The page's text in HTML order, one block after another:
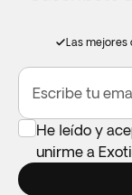
Las mejores
Escribe tu
He leído y
unirme a